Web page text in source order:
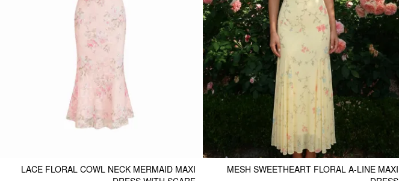
MESH SWEETHEART FLORAL A-LINE MAXI
LACE FLORAL COWL NECK MERMAID MAXI